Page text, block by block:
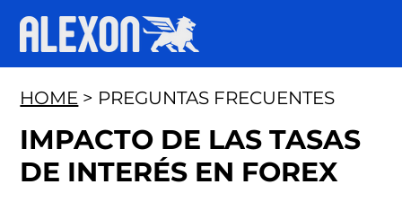
HOME > PREGUNTAS FRECUENTES
IMPACTO DE LAS TASAS
DE INTERÉS EN FOREX